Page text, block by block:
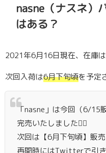
nasne（ナスネ）
はある？
2021年6月16日現在、在庫は
次回入荷は6月下旬頃を予定
「nasne」は今回（6/15
完売いたしました🙇‍♂️
次回は【6月下旬頃】販売